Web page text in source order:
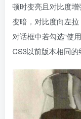
顿时变亮且对比度
变暗，对比度向左
对话框中若勾选“使
CS3以前版本相同的